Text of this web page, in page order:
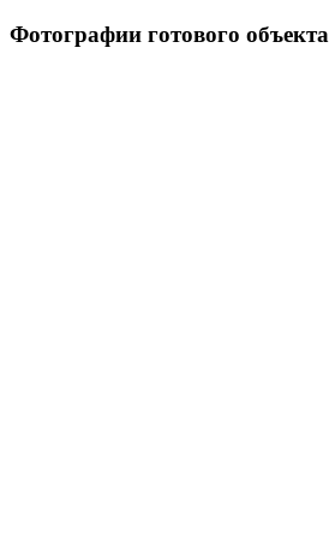
Фотографии готового объекта